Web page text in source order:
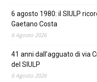
6 agosto 1980: il SIULP
Gaetano Costa
6 Agosto 2026
41 anni dall’agguato di via
del SIULP
6 Agosto 2026